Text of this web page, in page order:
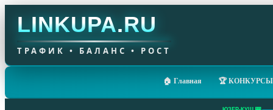
LINKUPA.RU
ТРАФИК • БАЛАНС • РОСТ
🏠 Главная 🏆 КОНКУРСЫ